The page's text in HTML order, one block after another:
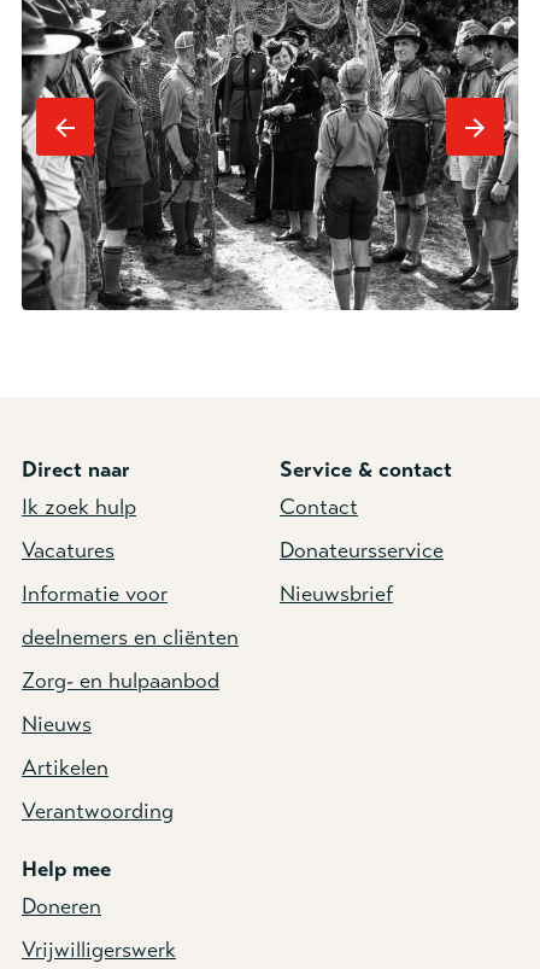
Direct naar
Ik zoek hulp
Vacatures
Informatie voor
deelnemers en cliënten
Zorg- en hulpaanbod
Nieuws
Artikelen
Verantwoording
Service & contact
Contact
Donateursservice
Nieuwsbrief
Help mee
Doneren
Vrijwilligerswerk